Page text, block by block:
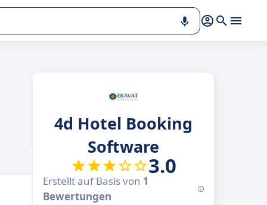
4d Hotel Booking
Software
3.0
Erstellt auf Basis von 1
Bewertungen